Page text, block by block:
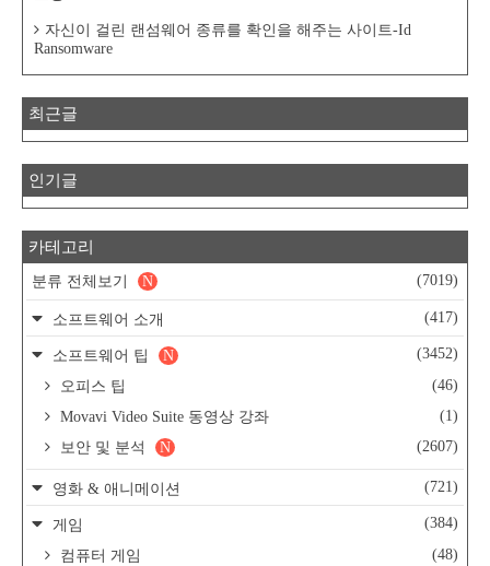
자신이 걸린 랜섬웨어 종류를 확인을 해주는 사이트-Id
Ransomware
최근글
인기글
카테고리
분류 전체보기 (7019)
N
소프트웨어 소개 (417)
소프트웨어 팁 (3452)
N
오피스 팁
(46)
Movavi Video Suite 동영상 강좌
(1)
보안 및 분석
(2607)
N
영화 & 애니메이션 (721)
게임
(384)
컴퓨터 게임
(48)